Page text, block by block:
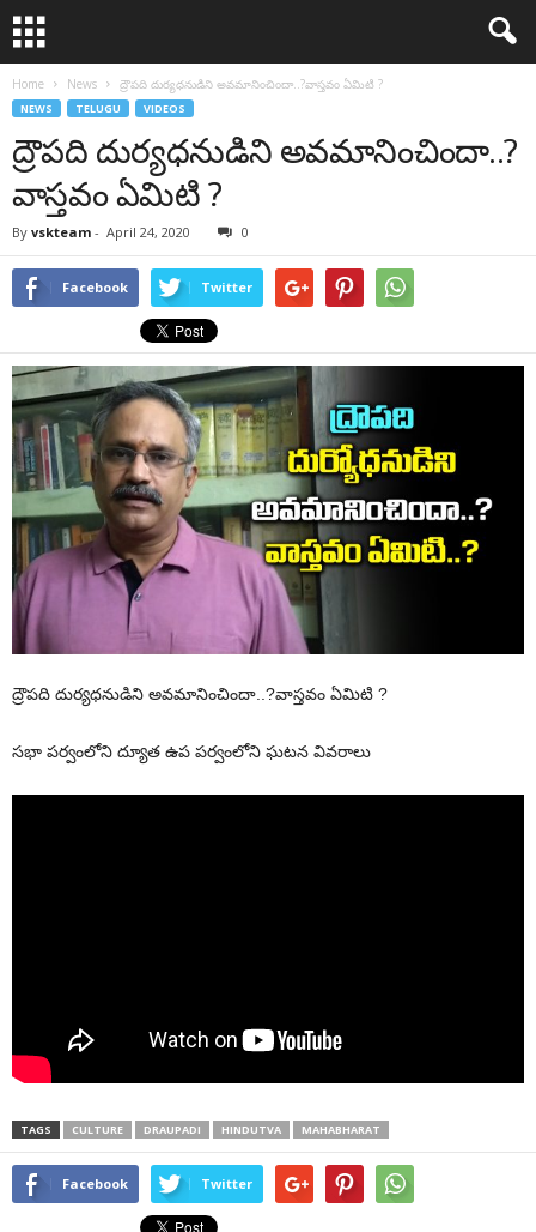
Home News ద్రౌపది దుర్యధనుడిని అవమానించిందా..?వాస్తవం ఏమిటి ?
NEWS TELUGU VIDEOS
ద్రౌపది దుర్యధనుడిని అవమానించిందా..?
వాస్తవం ఏమిటి ?
By vskteam - April 24, 2020 0
Facebook Twitter
ద్రౌపది దుర్యధనుడిని అవమానించిందా..?వాస్తవం ఏమిటి ?
సభా పర్వంలోని ద్యూత ఉప పర్వంలోని ఘటన వివరాలు
TAGS CULTURE DRAUPADI HINDUTVA MAHABHARAT
Facebook Twitter